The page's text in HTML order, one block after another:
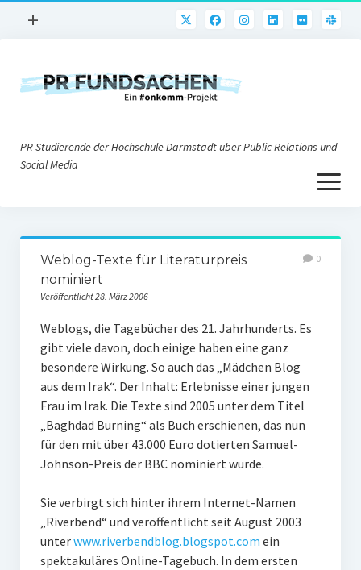
Menü
+
PR@h_da
Nonprofit-PR
Corporate Weblogs
Social Media
PR-Theorie
PR-Literatur
PR-Studien
Infografik-Themengarten
Künstliche Intelligenz
PR-Studierende der Hochschule Darmstadt über Public Relations und
Social Media
Menü
öffnen
Über uns
Impressum
Datenschutz
Weblog-Texte für Literaturpreis
nominiert
Veröffentlicht 28. März 2006
0
Weblogs, die Tagebücher des 21. Jahrhunderts. Es
gibt viele davon, doch einige haben eine ganz
besondere Wirkung. So auch das „Mädchen Blog
aus dem Irak“. Der Inhalt: Erlebnisse einer jungen
Frau im Irak. Die Texte sind 2005 unter dem Titel
„Baghdad Burning“ als Buch erschienen, das nun
für den mit über 43.000 Euro dotierten Samuel-
Johnson-Preis der BBC nominiert wurde.
Sie verbirgt sich hinter ihrem Internet-Namen
„Riverbend“ und veröffentlicht seit August 2003
unterwww.riverbendblog.blogspot.com ein
spektakuläres Online-Tagebuch. In dem ersten